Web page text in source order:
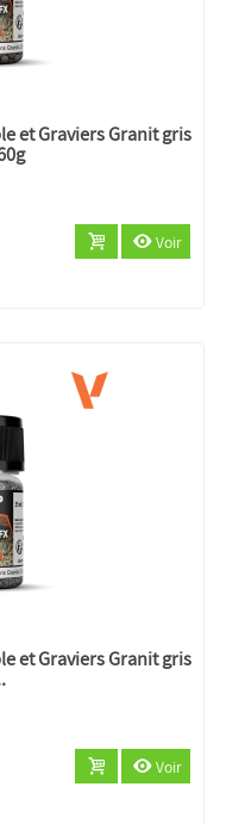
et Graviers Granit gris
Voir
et Graviers Granit gris
Voir